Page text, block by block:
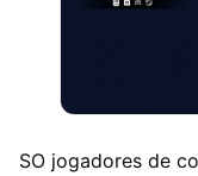
SO jogadores de